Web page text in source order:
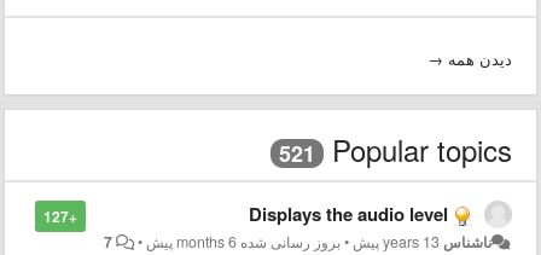
دیدن همه →
Popular topics
521
+127 Displays the audio level
ناشناس 13 years پیش •بروز رسانی شده6 months پیش •
7